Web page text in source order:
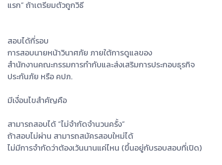
แรก” ถ้าเตรียมตัวถูกวิธี
สอบได้กี่รอบ
การสอบนายหน้าวินาศภัย ภายใต้การดูแลของ
สำนักงานคณะกรรมการกำกับและส่งเสริมการประกอบธุรกิจ
ประกันภัย หรือ คปภ.
มีเงื่อนไขสำคัญคือ
สามารถสอบได้ “ไม่จำกัดจำนวนครั้ง”
ถ้าสอบไม่ผ่าน สามารถสมัครสอบใหม่ได้
ไม่มีการจำกัดว่าต้องเว้นนานแค่ไหน (ขึ้นอยู่กับรอบสอบที่เปิด)